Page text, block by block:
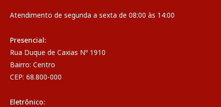
Atendimento de segunda a sexta de 08:00 às 14:00
Presencial:
Rua Duque de Caxias Nº 1910
Bairro: Centro
CEP: 68.800-000
Eletrônico: